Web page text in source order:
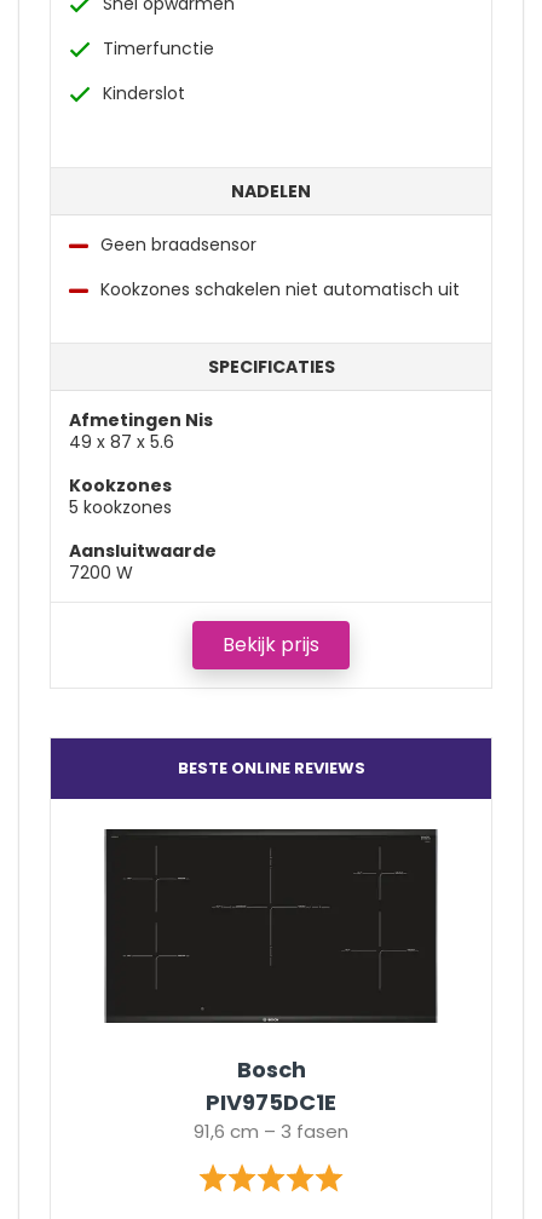
Timerfunctie
Kinderslot
NADELEN
Geen braadsensor
Kookzones schakelen niet automatisch uit
SPECIFICATIES
Afmetingen Nis
49 x 87 x 5.6
Kookzones
5 kookzones
Aansluitwaarde
7200 W
Bekijk prijs
BESTE ONLINE REVIEWS
Bosch
PIV975DC1E
91,6 cm – 3 fasen